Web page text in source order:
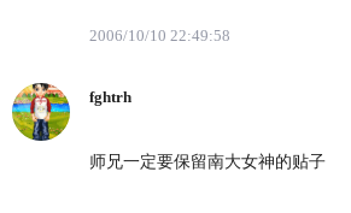
2006/10/10 22:49:58
fghtrh
师兄一定要保留南大女神的贴子